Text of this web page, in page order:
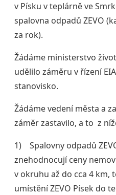
v Písku v teplárně ve
spalovna odpadů ZEVO
za rok).
Žádáme ministerstvo
udělilo záměru v řízení
stanovisko.
Žádáme vedení města a
záměr zastavilo, a to z
1) Spalovny odpadů
znehodnocují ceny
v okruhu až do cca 4 km,
umístění ZEVO Písek do